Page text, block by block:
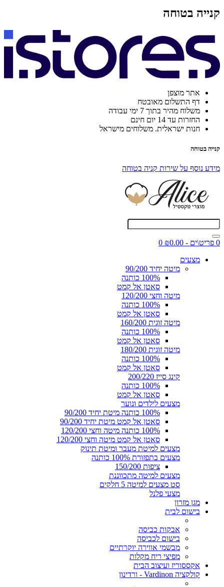
קנייה בטוחה
אתר מוצפן
דף התשלום מאובטח
משלוח מהיר בתוך 7 ימי עבודה
החזרות עד 14 יום חינם
חנות ישראלית. משלוחים מישראל
קנייה בטוחה
מידע נוסף על שירות קניה בטוחה
0 פריט\ים - ₪0.00
0
מצעים
מיטה יחיד 90/200
100% כותנה
סאטן אל קמט
מיטה וחצי 120/200
100% כותנה
סאטן אל קמט
מיטה זוגית 160/200
100% כותנה
סאטן אל קמט
מיטה זוגית 180/200
100% כותנה
סאטן אל קמט
קינג סייז 200/220
100% כותנה
סאטן אל קמט
מצעים לילדים ונוער
100% כותנה מיטת יחיד 90/200
סאטן אל קמט מיטת יחיד 90/200
100% כותנה מיטה וחצי 120/200
סאטן אל קמט מיטה וחצי 120/200
מצעים למיטת מעבר ומיטת תינוק
מצעים בתפזורת 100% כותנה
ציפות 150/200
מצעים למיטה מתכווננת
סט מצעים למיטה 5 חלקים
מצעי פלנל
מגן מזרון
בישום לבית
אבקות כביסה
בישום לכביסה
מבשמי אווירה יוקרתיים
מפיצי ריח מקלות
אקססוריז ועיצוב הבית
קולקציה Vardinon - ורדינון